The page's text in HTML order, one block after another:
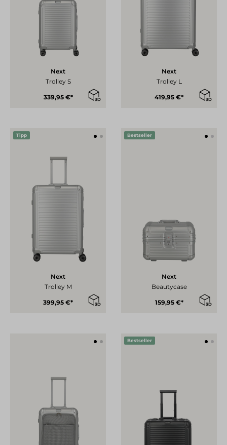
Next
Trolley S
339,95 €*
Next
Trolley L
419,95 €*
Tipp
Next
Trolley M
399,95 €*
Bestseller
Next
Beautycase
159,95 €*
Bestseller